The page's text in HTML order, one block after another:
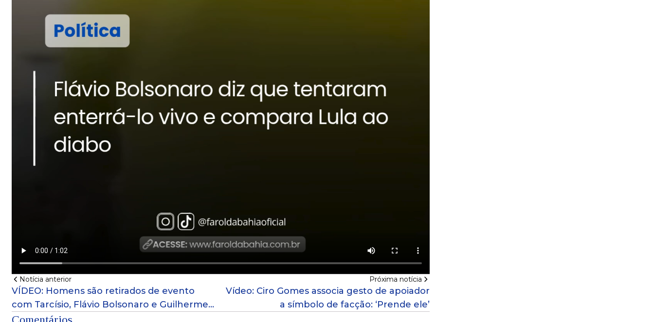
Notícia anterior
VÍDEO: Homens são retirados de evento
com Tarcísio, Flávio Bolsonaro e Guilherme
Derrite: "Eles nos acusaram de ser de
Próxima notícia
Vídeo: Ciro Gomes associa gesto de apoiador
a símbolo de facção: ‘Prende ele’
Comentários